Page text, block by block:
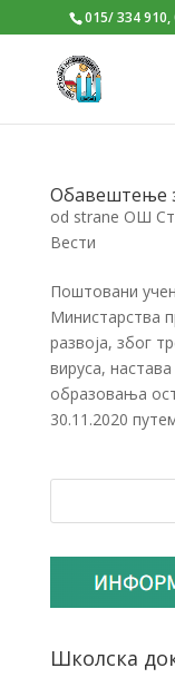
015/ 334
Обавештење
od strane ОШ
Вести
Поштовани
Министарства
развоја, због
вируса,
образовања
30.11.2020
Школска